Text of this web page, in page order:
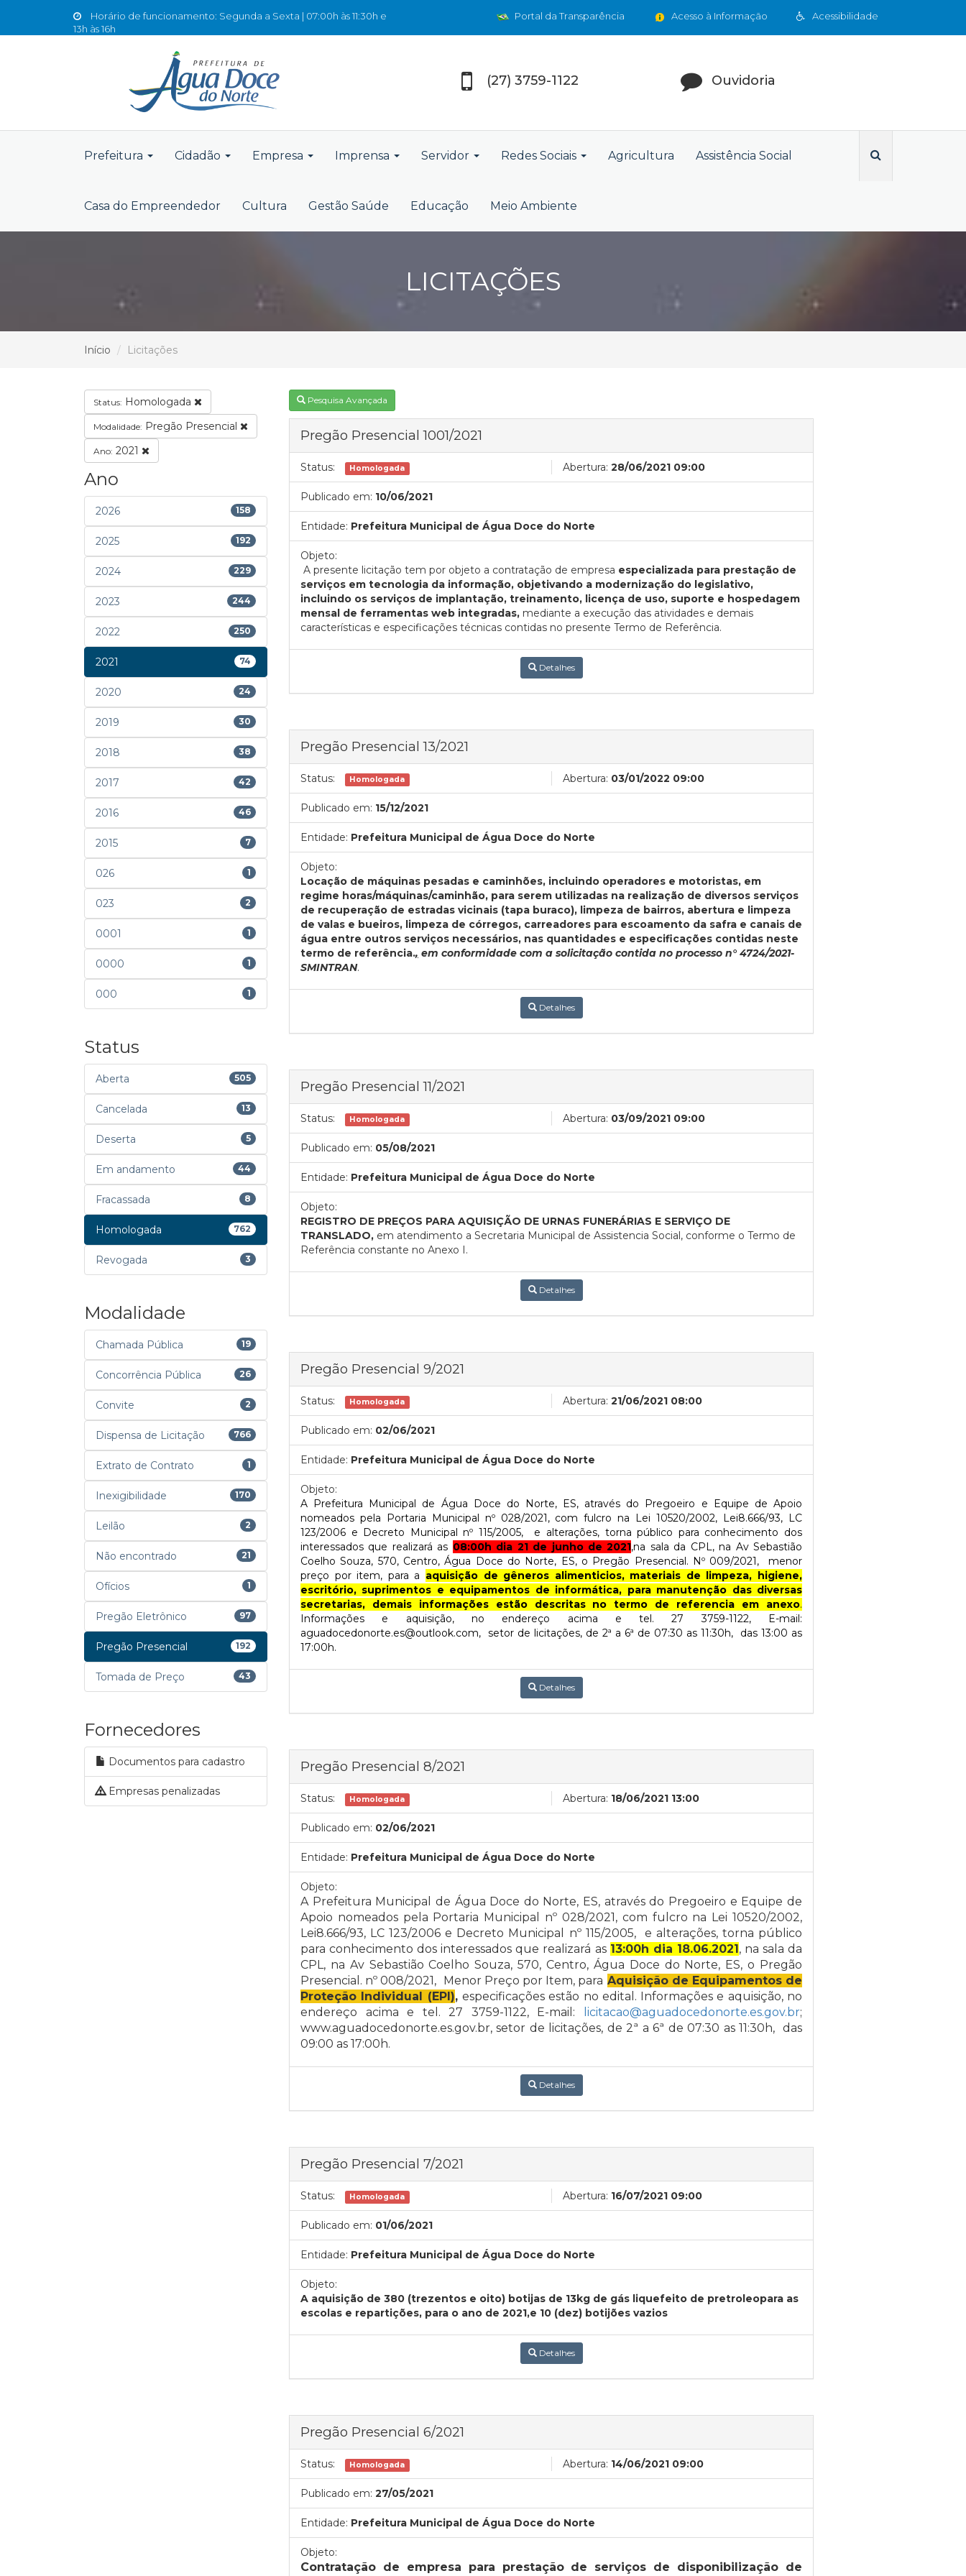
Horário de funcionamento: Segunda a Sexta | 07:00h às 11:30h e
13h às 16h
Acessibilidade
Acesso à Informação
Portal da Transparência
(27) 3759-1122 Ouvidoria
Prefeitura Cidadão Empresa Imprensa Servidor Redes Sociais Agricultura Assistência Social
Casa do Empreendedor Cultura Gestão Saúde Educação Meio Ambiente
LICITAÇÕES
Início Licitações
Status: Homologada
Modalidade: Pregão Presencial
Ano: 2021
Ano
2026 158
2025 192
2024 229
2023 244
2022 250
2021 74
2020 24
2019 30
2018 38
2017 42
2016 46
2015 7
026 1
023 2
0001 1
0000 1
000 1
Status
Aberta 505
Cancelada 13
Deserta 5
Em andamento 44
Fracassada 8
Homologada 762
Revogada 3
Modalidade
Chamada Pública 19
Concorrência Pública 26
Convite 2
Dispensa de Licitação 766
Extrato de Contrato 1
Inexigibilidade 170
Leilão 2
Não encontrado 21
Ofícios 1
Pregão Eletrônico 97
Pregão Presencial 192
Tomada de Preço 43
Fornecedores
Documentos para cadastro
Empresas penalizadas
Pesquisa Avançada
Pregão Presencial 1001/2021
Status: Homologada Abertura: 28/06/2021 09:00
Publicado em: 10/06/2021
Entidade: Prefeitura Municipal de Água Doce do Norte
Objeto:
A presente licitação tem por objeto a contratação de empresa especializada para prestação de
serviços em tecnologia da informação, objetivando a modernização do legislativo,
incluindo os serviços de implantação, treinamento, licença de uso, suporte e hospedagem
mensal de ferramentas web integradas, mediante a execução das atividades e demais
características e especificações técnicas contidas no presente Termo de Referência.
Detalhes
Pregão Presencial 13/2021
Status: Homologada Abertura: 03/01/2022 09:00
Publicado em: 15/12/2021
Entidade: Prefeitura Municipal de Água Doce do Norte
Objeto:
Locação de máquinas pesadas e caminhões, incluindo operadores e motoristas, em
regime horas/máquinas/caminhão, para serem utilizadas na realização de diversos serviços
de recuperação de estradas vicinais (tapa buraco), limpeza de bairros, abertura e limpeza
de valas e bueiros, limpeza de córregos, carreadores para escoamento da safra e canais de
água entre outros serviços necessários, nas quantidades e especificações contidas neste
termo de referência., em conformidade com a solicitação contida no processo n° 4724/2021-
SMINTRAN.
Detalhes
Pregão Presencial 11/2021
Status: Homologada Abertura: 03/09/2021 09:00
Publicado em: 05/08/2021
Entidade: Prefeitura Municipal de Água Doce do Norte
Objeto:
REGISTRO DE PREÇOS PARA AQUISIÇÃO DE URNAS FUNERÁRIAS E SERVIÇO DE
TRANSLADO, em atendimento a Secretaria Municipal de Assistencia Social, conforme o Termo de
Referência constante no Anexo I.
Detalhes
Pregão Presencial 9/2021
Status: Homologada Abertura: 21/06/2021 08:00
Publicado em: 02/06/2021
Entidade: Prefeitura Municipal de Água Doce do Norte
Objeto:
A Prefeitura Municipal de Água Doce do Norte, ES, através do Pregoeiro e Equipe de Apoio
nomeados pela Portaria Municipal nº 028/2021, com fulcro na Lei 10520/2002, Lei8.666/93, LC
123/2006 e Decreto Municipal nº 115/2005, e alterações, torna público para conhecimento dos
interessados que realizará as 08:00h dia 21 de junho de 2021,na sala da CPL, na Av Sebastião
Coelho Souza, 570, Centro, Água Doce do Norte, ES, o Pregão Presencial. Nº 009/2021,
menor
preço por item, para a aquisição de gêneros alimenticios, materiais de limpeza, higiene,
escritório, suprimentos e equipamentos de informática, para manutenção das diversas
secretarias, demais informações estão descritas no termo de referencia em anexo.
Informações e aquisição, no endereço acima e tel. 27 3759-1122, E-mail:
aguadocedonorte.es@outlook.com, setor de licitações, de 2ª a 6ª de 07:30 as 11:30h, das 13:00 as
17:00h.
Detalhes
Pregão Presencial 8/2021
Status: Homologada Abertura: 18/06/2021 13:00
Publicado em: 02/06/2021
Entidade: Prefeitura Municipal de Água Doce do Norte
Objeto:
A Prefeitura Municipal de Água Doce do Norte, ES, através do Pregoeiro e Equipe de
Apoio nomeados pela Portaria Municipal nº 028/2021, com fulcro na Lei 10520/2002,
Lei8.666/93, LC 123/2006 e Decreto Municipal nº 115/2005, e alterações, torna público
para conhecimento dos interessados que realizará as 13:00h dia 18.06.2021, na sala da
CPL, na Av Sebastião Coelho Souza, 570, Centro, Água Doce do Norte, ES, o Pregão
Presencial. nº 008/2021, Menor Preço por Item, para Aquisição de Equipamentos de
Proteção Individual (EPI), especificações estão no edital. Informações e aquisição, no
endereço acima e tel. 27 3759-1122, E-mail:
licitacao@aguadocedonorte.es.gov.br;
www.aguadocedonorte.es.gov.br, setor de licitações, de 2ª a 6ª de 07:30 as 11:30h, das
09:00 as 17:00h.
Detalhes
Pregão Presencial 7/2021
Status: Homologada Abertura: 16/07/2021 09:00
Publicado em: 01/06/2021
Entidade: Prefeitura Municipal de Água Doce do Norte
Objeto:
A aquisição de 380 (trezentos e oito) botijas de 13kg de gás liquefeito de pretroleopara as
escolas e repartições, para o ano de 2021,e 10 (dez) botijões vazios
Detalhes
Pregão Presencial 6/2021
Status: Homologada Abertura: 14/06/2021 09:00
Publicado em: 27/05/2021
Entidade: Prefeitura Municipal de Água Doce do Norte
Objeto:
Contratação de empresa para prestação de serviços de disponibilização de